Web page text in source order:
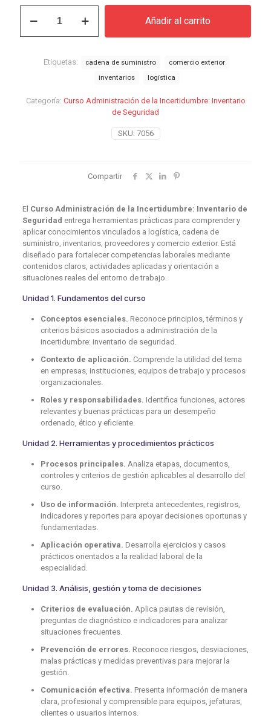
original
era:
actual
Administración
cantidad
Añadir al carrito
SKU: 7056
Categoría: Curso Administración de la Incertidumbre: Inventario
de Seguridad
Etiquetas: cadena de suministro
comercio exterior
inventarios
logística
Compartir
El Curso Administración de la Incertidumbre: Inventario de
Seguridad entrega herramientas prácticas para comprender y
aplicar conocimientos vinculados a logística, cadena de
suministro, inventarios, proveedores y comercio exterior. Está
diseñado para fortalecer competencias laborales mediante
contenidos claros, actividades aplicadas y orientación a
situaciones reales del entorno de trabajo.
Unidad 1. Fundamentos del curso
Conceptos esenciales. Reconoce principios, términos y
criterios básicos asociados a administración de la
incertidumbre: inventario de seguridad.
Contexto de aplicación. Comprende la utilidad del tema
en empresas, instituciones, equipos de trabajo y procesos
organizacionales.
Roles y responsabilidades. Identifica funciones, actores
relevantes y buenas prácticas para un desempeño
ordenado, ético y eficiente.
Unidad 2. Herramientas y procedimientos prácticos
Procesos principales. Analiza etapas, documentos,
controles y criterios de gestión aplicables al desarrollo del
curso.
Uso de información. Interpreta antecedentes, registros,
indicadores y reportes para apoyar decisiones oportunas y
fundamentadas.
Aplicación operativa. Desarrolla ejercicios y casos
prácticos orientados a la realidad laboral de la
especialidad.
Unidad 3. Análisis, gestión y toma de decisiones
Criterios de evaluación. Aplica pautas de revisión,
preguntas de diagnóstico e indicadores para analizar
situaciones frecuentes.
Prevención de errores. Reconoce riesgos, desviaciones,
malas prácticas y medidas preventivas para mejorar la
gestión.
Comunicación efectiva. Presenta información de manera
clara, profesional y comprensible para equipos, jefaturas,
clientes o usuarios internos.